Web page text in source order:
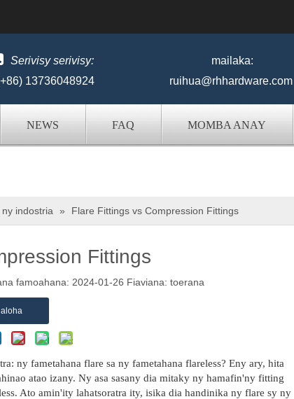
Serivisy serivisy:
13736048924
mailaka:
ruihua@rhhardware.com
NEWS FAQ MOMBA ANAY
indostria » Flare Fittings vs Compression Fittings
Fittings
famoahana: 2024-01-26 Fiaviana: toerana
ny fametahana flare sa ny fametahana flareless? Eny ary, hita
atao izany. Ny asa sasany dia mitaky ny hamafin'ny fitting
Ato amin'ity lahatsoratra ity, isika dia handinika ny flare sy ny